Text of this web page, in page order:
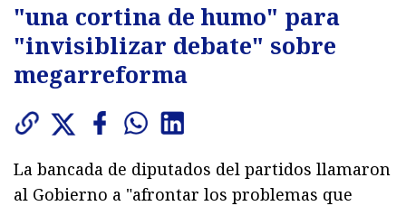
"una cortina de humo" para
"invisiblizar debate" sobre
megarreforma
La bancada de diputados del partidos llamaron
al Gobierno a "afrontar los problemas que